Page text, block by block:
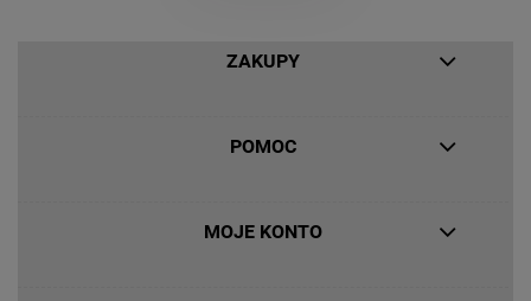
ZAKUPY
POMOC
MOJE KONTO